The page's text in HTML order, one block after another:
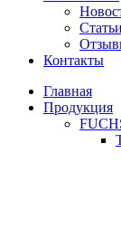
Статьи
Контакты
Главная
Продукция